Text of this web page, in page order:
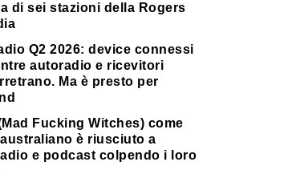
di sei stazioni della Rogers
Q2 2026: device connessi
autoradio e ricevitori
Ma è presto per
Fucking Witches) come
è riusciuto a
e podcast colpendo i loro